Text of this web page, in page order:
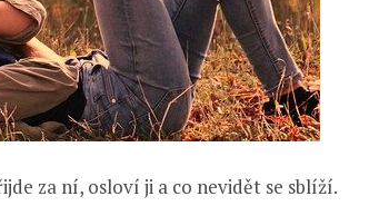
za ní, osloví ji a co nevidět se sblíží.